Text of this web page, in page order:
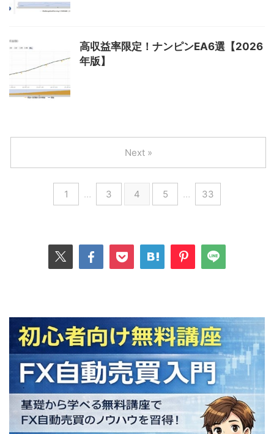
高収益率限定！ナンピンEA6選【2026
年版】
1 … 3 4 5 … 33
Next »